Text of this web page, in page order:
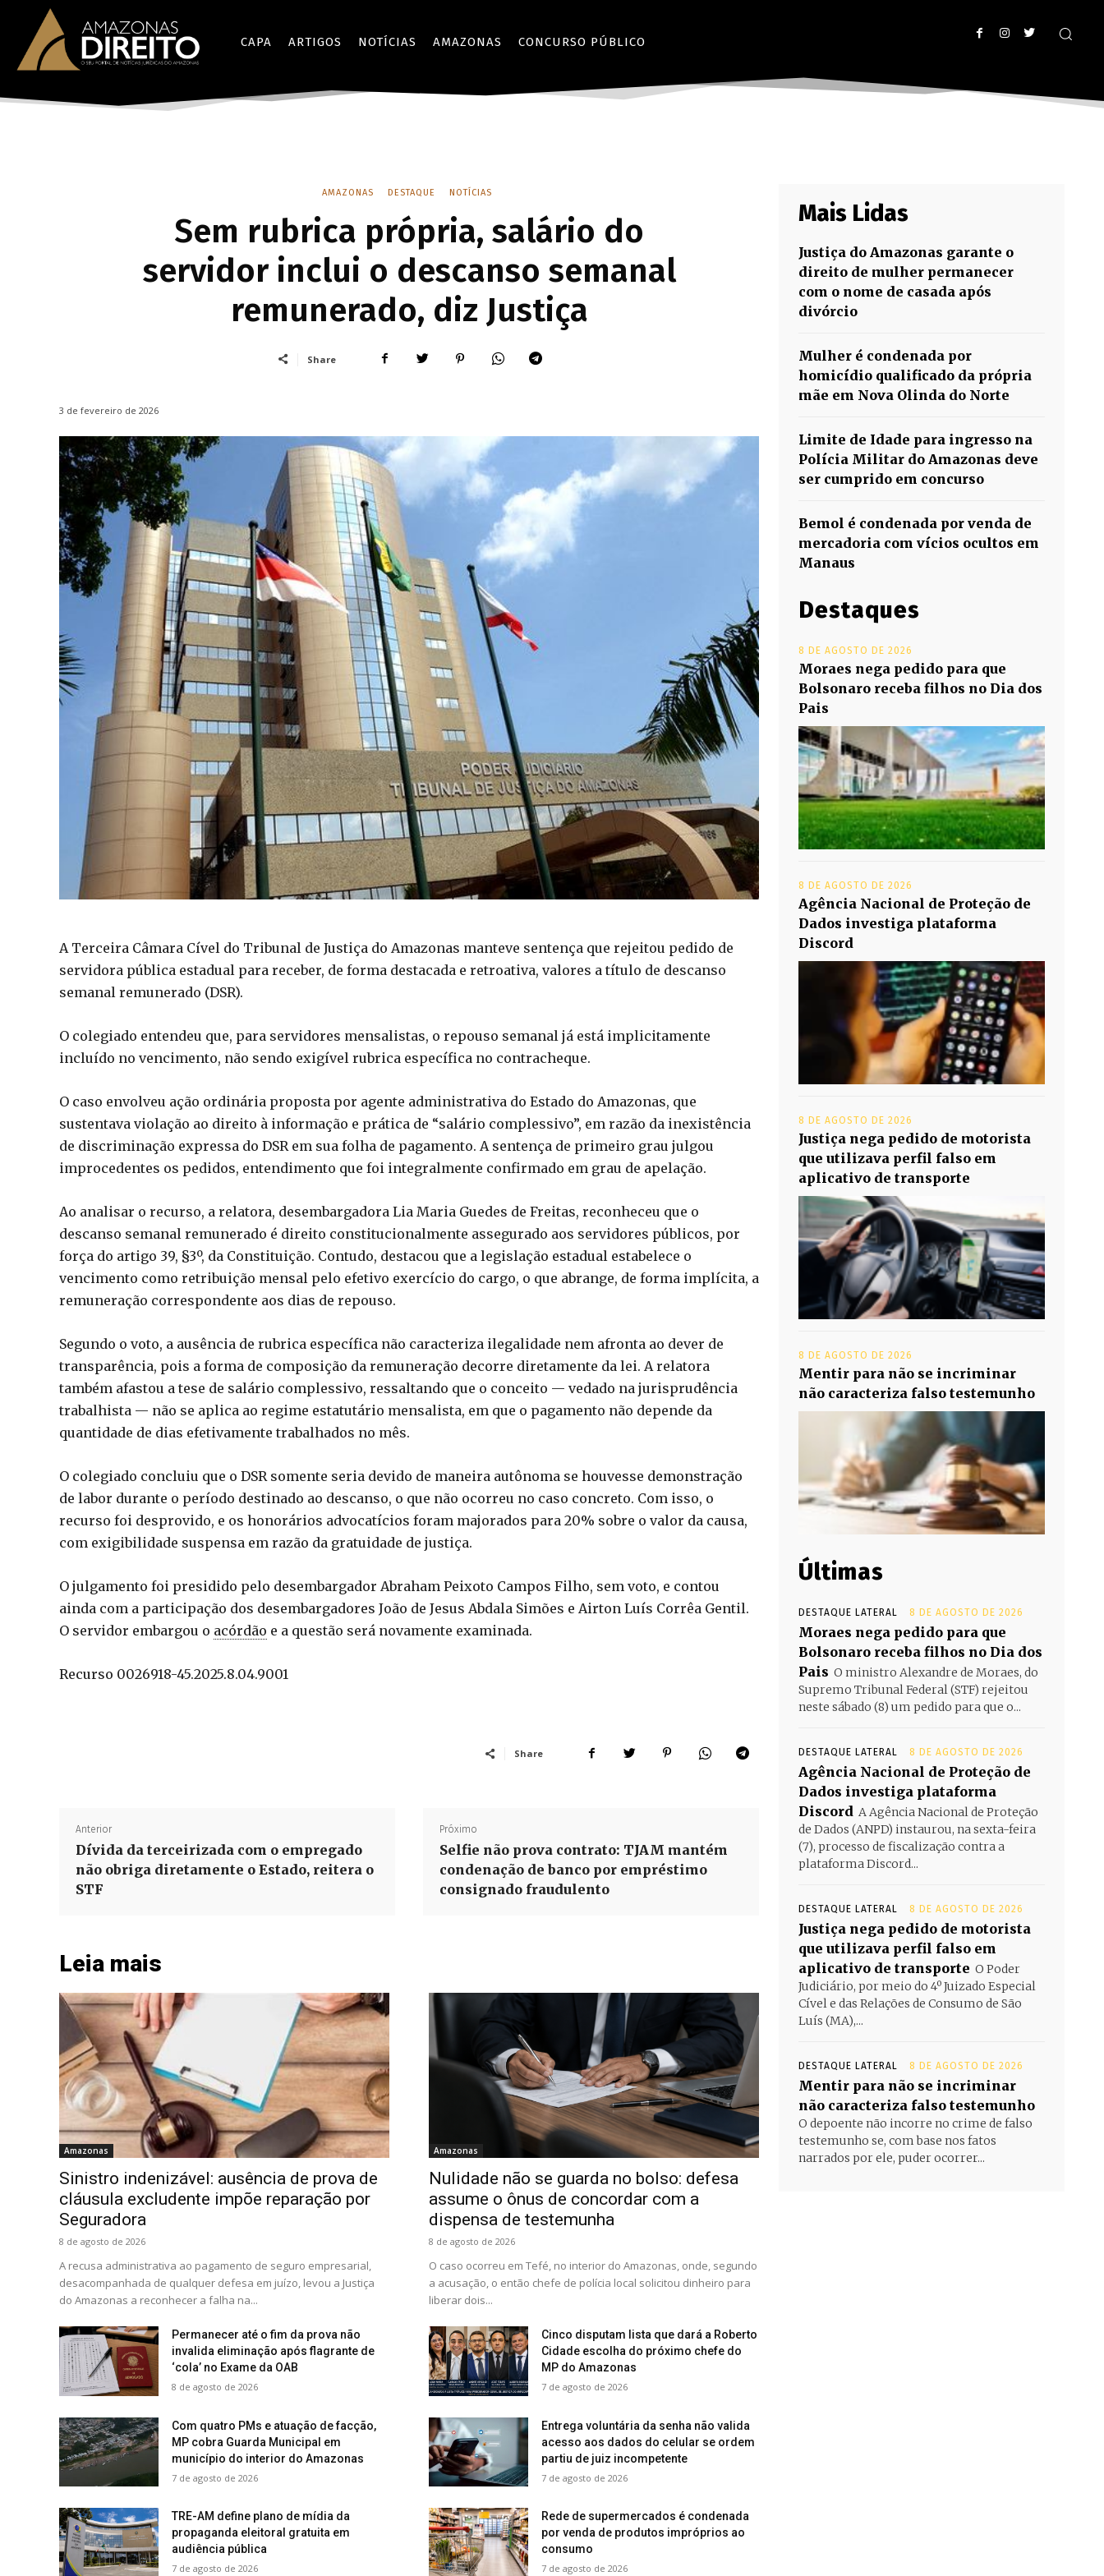
CAPA ARTIGOS NOTÍCIAS AMAZONAS CONCURSO PÚBLICO
AMAZONAS DESTAQUE NOTÍCIAS
Sem rubrica própria, salário do
servidor inclui o descanso semanal
remunerado, diz Justiça
Share
3 de fevereiro de 2026
A Terceira Câmara Cível do Tribunal de Justiça do Amazonas manteve sentença que rejeitou pedido de
servidora pública estadual para receber, de forma destacada e retroativa, valores a título de descanso
semanal remunerado (DSR).
O colegiado entendeu que, para servidores mensalistas, o repouso semanal já está implicitamente
incluído no vencimento, não sendo exigível rubrica específica no contracheque.
O caso envolveu ação ordinária proposta por agente administrativa do Estado do Amazonas, que
sustentava violação ao direito à informação e prática de “salário complessivo”, em razão da inexistência
de discriminação expressa do DSR em sua folha de pagamento. A sentença de primeiro grau julgou
improcedentes os pedidos, entendimento que foi integralmente confirmado em grau de apelação.
Ao analisar o recurso, a relatora, desembargadora Lia Maria Guedes de Freitas, reconheceu que o
descanso semanal remunerado é direito constitucionalmente assegurado aos servidores públicos, por
força do artigo 39, §3º, da Constituição. Contudo, destacou que a legislação estadual estabelece o
vencimento como retribuição mensal pelo efetivo exercício do cargo, o que abrange, de forma implícita, a
remuneração correspondente aos dias de repouso.
Segundo o voto, a ausência de rubrica específica não caracteriza ilegalidade nem afronta ao dever de
transparência, pois a forma de composição da remuneração decorre diretamente da lei. A relatora
também afastou a tese de salário complessivo, ressaltando que o conceito — vedado na jurisprudência
trabalhista — não se aplica ao regime estatutário mensalista, em que o pagamento não depende da
quantidade de dias efetivamente trabalhados no mês.
O colegiado concluiu que o DSR somente seria devido de maneira autônoma se houvesse demonstração
de labor durante o período destinado ao descanso, o que não ocorreu no caso concreto. Com isso, o
recurso foi desprovido, e os honorários advocatícios foram majorados para 20% sobre o valor da causa,
com exigibilidade suspensa em razão da gratuidade de justiça.
O julgamento foi presidido pelo desembargador Abraham Peixoto Campos Filho, sem voto, e contou
ainda com a participação dos desembargadores João de Jesus Abdala Simões e Airton Luís Corrêa Gentil.
O servidor embargou o acórdão e a questão será novamente examinada.
Recurso 0026918-45.2025.8.04.9001
Share
Anterior
Dívida da terceirizada com o empregado
não obriga diretamente o Estado, reitera o
STF
Próximo
Selfie não prova contrato: TJAM mantém
condenação de banco por empréstimo
consignado fraudulento
Leia mais
Amazonas
Sinistro indenizável: ausência de prova de
cláusula excludente impõe reparação por
Seguradora
8 de agosto de 2026
A recusa administrativa ao pagamento de seguro empresarial,
desacompanhada de qualquer defesa em juízo, levou a Justiça
do Amazonas a reconhecer a falha na...
Amazonas
Nulidade não se guarda no bolso: defesa
assume o ônus de concordar com a
dispensa de testemunha
8 de agosto de 2026
O caso ocorreu em Tefé, no interior do Amazonas, onde, segundo
a acusação, o então chefe de polícia local solicitou dinheiro para
liberar dois...
Permanecer até o fim da prova não
invalida eliminação após flagrante de
‘cola’ no Exame da OAB
8 de agosto de 2026
Cinco disputam lista que dará a Roberto
Cidade escolha do próximo chefe do
MP do Amazonas
7 de agosto de 2026
Com quatro PMs e atuação de facção,
MP cobra Guarda Municipal em
município do interior do Amazonas
7 de agosto de 2026
Entrega voluntária da senha não valida
acesso aos dados do celular se ordem
partiu de juiz incompetente
7 de agosto de 2026
TRE-AM define plano de mídia da
propaganda eleitoral gratuita em
audiência pública
7 de agosto de 2026
Rede de supermercados é condenada
por venda de produtos impróprios ao
consumo
7 de agosto de 2026
Mais Lidas
Justiça do Amazonas garante o
direito de mulher permanecer
com o nome de casada após
divórcio
Mulher é condenada por
homicídio qualificado da própria
mãe em Nova Olinda do Norte
Limite de Idade para ingresso na
Polícia Militar do Amazonas deve
ser cumprido em concurso
Bemol é condenada por venda de
mercadoria com vícios ocultos em
Manaus
Destaques
8 DE AGOSTO DE 2026
Moraes nega pedido para que
Bolsonaro receba filhos no Dia dos
Pais
8 DE AGOSTO DE 2026
Agência Nacional de Proteção de
Dados investiga plataforma
Discord
8 DE AGOSTO DE 2026
Justiça nega pedido de motorista
que utilizava perfil falso em
aplicativo de transporte
8 DE AGOSTO DE 2026
Mentir para não se incriminar
não caracteriza falso testemunho
Últimas
DESTAQUE LATERAL 8 DE AGOSTO DE 2026
Moraes nega pedido para que
Bolsonaro receba filhos no Dia dos
Pais O ministro Alexandre de Moraes, do
Supremo Tribunal Federal (STF) rejeitou
neste sábado (8) um pedido para que o...
DESTAQUE LATERAL 8 DE AGOSTO DE 2026
Agência Nacional de Proteção de
Dados investiga plataforma
Discord A Agência Nacional de Proteção
de Dados (ANPD) instaurou, na sexta-feira
(7), processo de fiscalização contra a
plataforma Discord...
DESTAQUE LATERAL 8 DE AGOSTO DE 2026
Justiça nega pedido de motorista
que utilizava perfil falso em
aplicativo de transporte O Poder
Judiciário, por meio do 4º Juizado Especial
Cível e das Relações de Consumo de São
Luís (MA),...
DESTAQUE LATERAL 8 DE AGOSTO DE 2026
Mentir para não se incriminar
não caracteriza falso testemunho
O depoente não incorre no crime de falso
testemunho se, com base nos fatos
narrados por ele, puder ocorrer...